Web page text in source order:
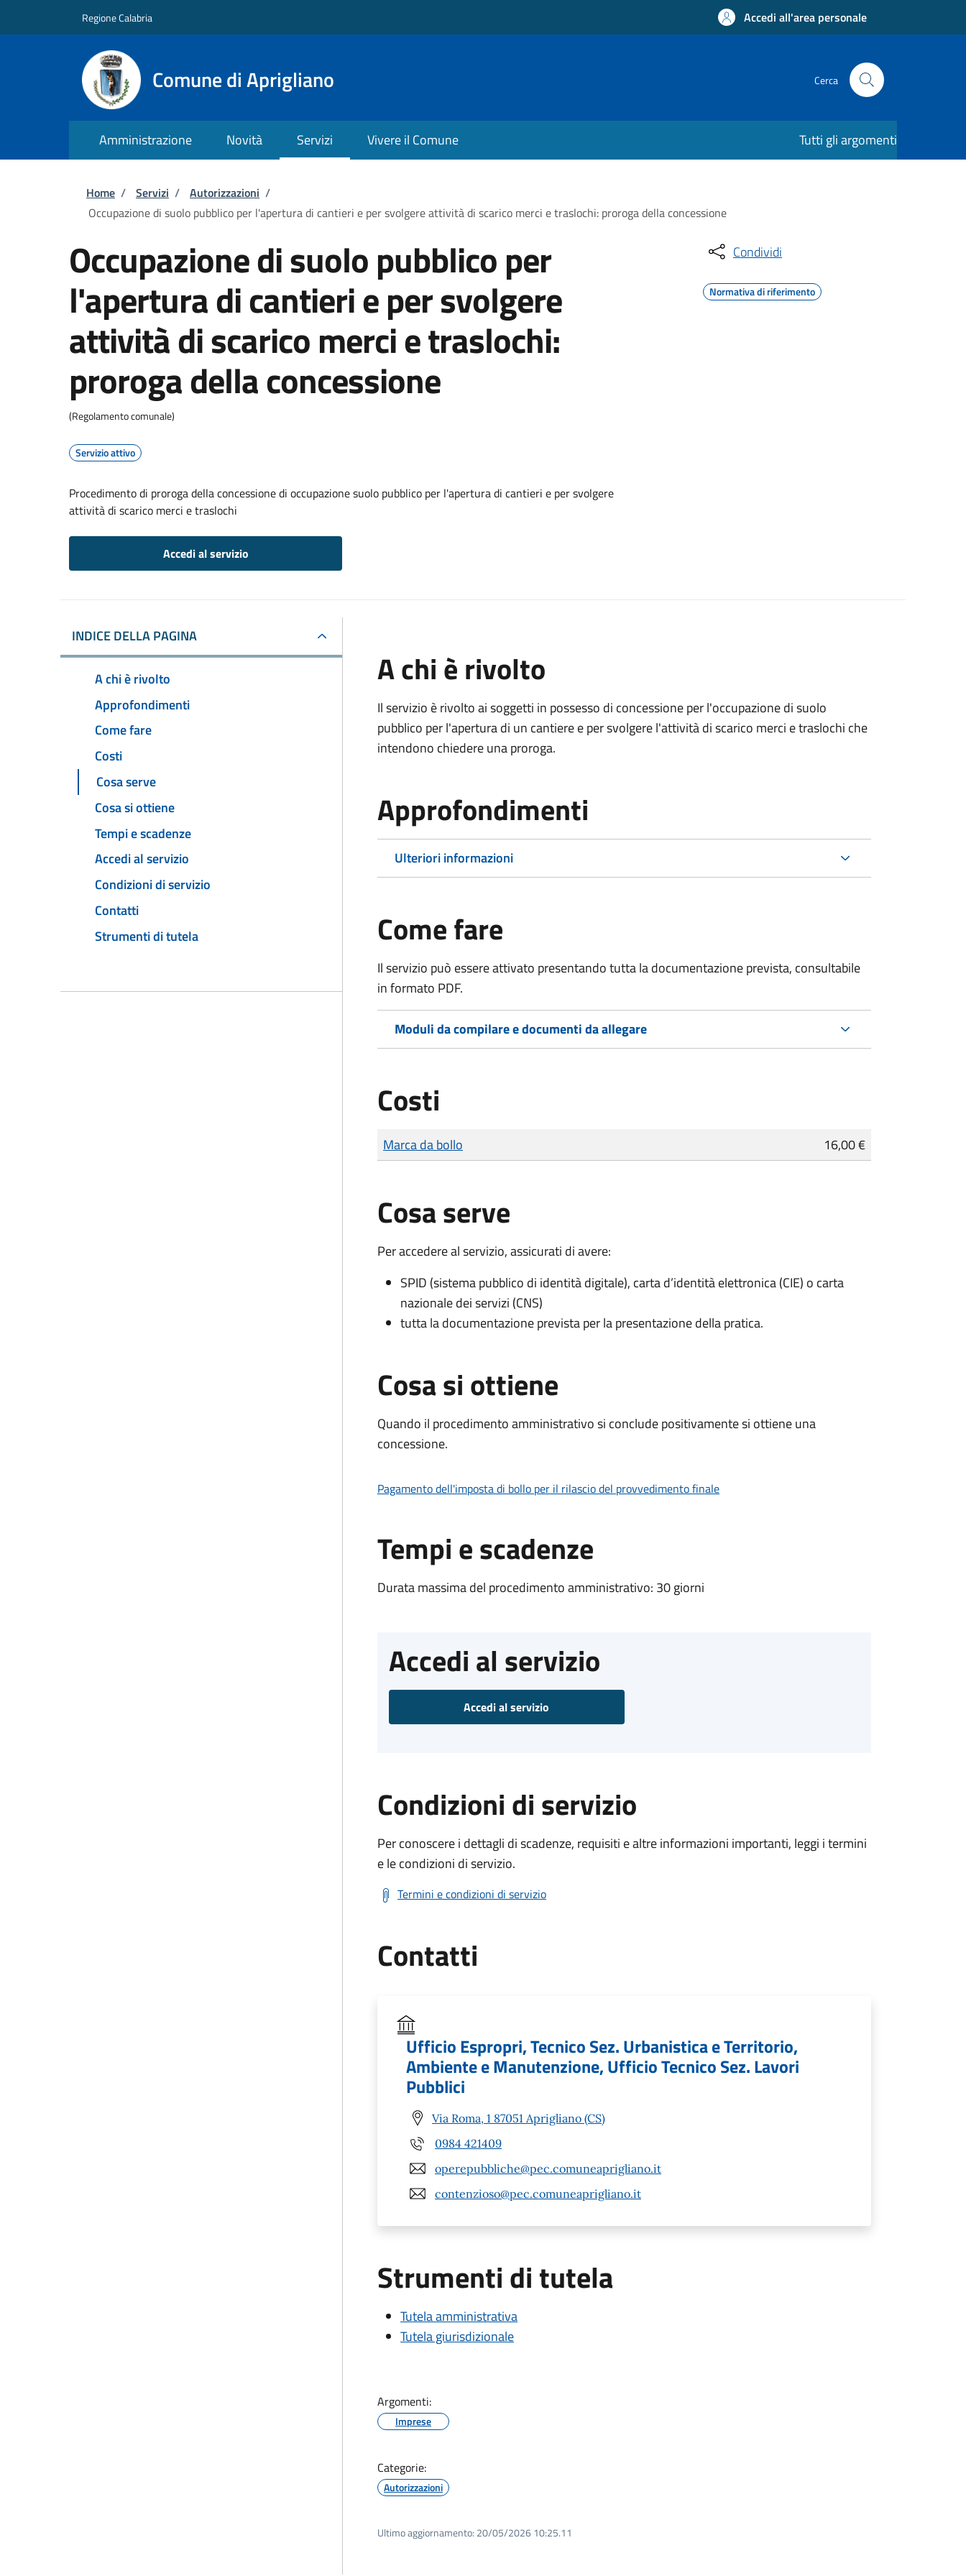
Regione Calabria Accedi all'area personale
Comune di Aprigliano Cerca
Amministrazione Novità Servizi Vivere il Comune Tutti gli argomenti
Briciole di pane
Home / Servizi / Autorizzazioni /
Occupazione di suolo pubblico per l'apertura di cantieri e per svolgere attività di scarico merci e traslochi: proroga della concessione
Occupazione di suolo pubblico per
l'apertura di cantieri e per svolgere
attività di scarico merci e traslochi:
proroga della concessione
(Regolamento comunale)
Servizio attivo
Procedimento di proroga della concessione di occupazione suolo pubblico per l'apertura di cantieri e per svolgere
attività di scarico merci e traslochi
Accedi al servizio
Condividi
Normativa di riferimento
INDICE DELLA PAGINA
A chi è rivolto
Approfondimenti
Come fare
Costi
Cosa serve
Cosa si ottiene
Tempi e scadenze
Accedi al servizio
Condizioni di servizio
Contatti
Strumenti di tutela
A chi è rivolto
Il servizio è rivolto ai soggetti in possesso di concessione per l'occupazione di suolo
pubblico per l'apertura di un cantiere e per svolgere l'attività di scarico merci e traslochi che
intendono chiedere una proroga.
Approfondimenti
Ulteriori informazioni
Come fare
Il servizio può essere attivato presentando tutta la documentazione prevista, consultabile
in formato PDF.
Moduli da compilare e documenti da allegare
Costi
Tipo di pagamento
Importo
Marca da bollo 16,00 €
Cosa serve
Per accedere al servizio, assicurati di avere:
SPID (sistema pubblico di identità digitale), carta d’identità elettronica (CIE) o carta
nazionale dei servizi (CNS)
tutta la documentazione prevista per la presentazione della pratica.
Cosa si ottiene
Quando il procedimento amministrativo si conclude positivamente si ottiene una
concessione.
Pagamento dell'imposta di bollo per il rilascio del provvedimento finale
Tempi e scadenze
Durata massima del procedimento amministrativo: 30 giorni
Accedi al servizio
Accedi al servizio
Condizioni di servizio
Per conoscere i dettagli di scadenze, requisiti e altre informazioni importanti, leggi i termini
e le condizioni di servizio.
Termini e condizioni di servizio
Contatti
Ufficio Espropri, Tecnico Sez. Urbanistica e Territorio,
Ambiente e Manutenzione, Ufficio Tecnico Sez. Lavori
Pubblici
Via Roma, 1 87051 Aprigliano (CS)
0984 421409
operepubbliche@pec.comuneaprigliano.it
contenzioso@pec.comuneaprigliano.it
Strumenti di tutela
Tutela amministrativa
Tutela giurisdizionale
Argomenti:
Imprese
Categorie:
Autorizzazioni
Ultimo aggiornamento: 20/05/2026 10:25.11